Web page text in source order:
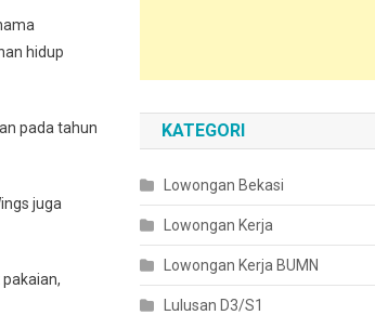
hidup
pada tahun
juga
KATEGORI
Lowongan Bekasi
Lowongan Kerja
Lowongan Kerja BUMN
Lulusan D3/S1